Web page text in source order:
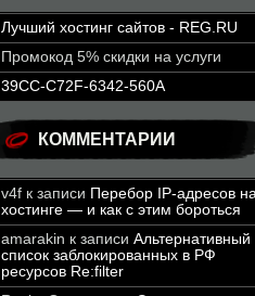
Лучший хостинг сайтов - REG.RU
Промокод 5% скидки на услуги
39CC-C72F-6342-560A
КОММЕНТАРИИ
v4f к записи Перебор IP-адресов
хостинге — и как с этим бороться
amarakin к записи Альтернативный
список заблокированных в РФ
ресурсов Re:filter